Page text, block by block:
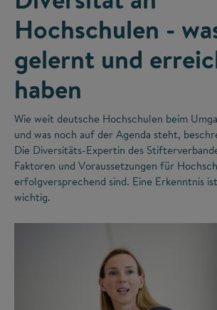
Hochschulen -
gelernt und
haben
Wie weit deutsche Hochschulen beim
und was noch auf der Agenda steht,
Die Diversitäts-Expertin des
Faktoren und Voraussetzungen für
erfolgversprechend sind. Eine Erkenntnis
wichtig.